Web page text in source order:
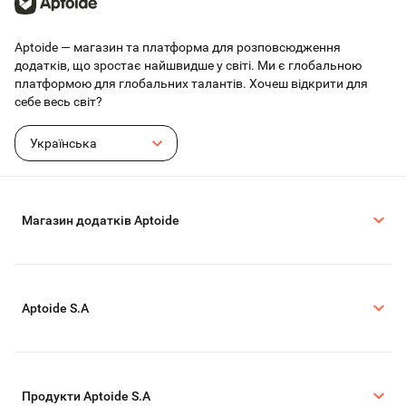
Aptoide — магазин та платформа для розповсюдження
додатків, що зростає найшвидше у світі. Ми є глобальною
платформою для глобальних талантів. Хочеш відкрити для
себе весь світ?
Українська
Магазин додатків Aptoide
Aptoide S.A
Продукти Aptoide S.A